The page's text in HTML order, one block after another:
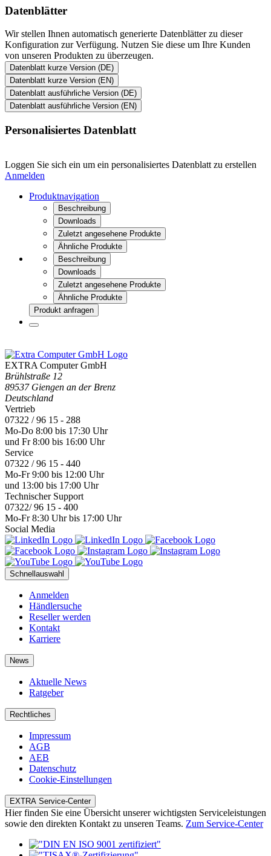
Datenblätter
Wir stellen Ihnen automatisch generierte Datenblätter zu dieser
Konfiguration zur Verfügung. Nutzen Sie diese um Ihre Kunden
von unseren Produkten zu überzeugen.
Datenblatt kurze Version (DE)
Datenblatt kurze Version (EN)
Datenblatt ausführliche Version (DE)
Datenblatt ausführliche Version (EN)
Personalisiertes Datenblatt
Loggen Sie sich ein um ein personalisiertes Datenblatt zu erstellen
Anmelden
Produktnavigation
Beschreibung
Downloads
Zuletzt angesehene Produkte
Ähnliche Produkte
Beschreibung
Downloads
Zuletzt angesehene Produkte
Ähnliche Produkte
Produkt anfragen
EXTRA Computer GmbH
Brühlstraße 12
89537 Giengen an der Brenz
Deutschland
Vertrieb
07322 / 96 15 - 288
Mo-Do 8:00 bis 17:30 Uhr
und Fr 8:00 bis 16:00 Uhr
Service
07322 / 96 15 - 440
Mo-Fr 9:00 bis 12:00 Uhr
und 13:00 bis 17:00 Uhr
Technischer Support
07322/ 96 15 - 400
Mo-Fr 8:30 Uhr bis 17:00 Uhr
Social Media
Schnellauswahl
Anmelden
Händlersuche
Reseller werden
Kontakt
Karriere
News
Aktuelle News
Ratgeber
Rechtliches
Impressum
AGB
AEB
Datenschutz
Cookie-Einstellungen
EXTRA Service-Center
Hier finden Sie eine Übersicht unserer wichtigsten Serviceleistungen
sowie den direkten Kontakt zu unseren Teams. Zum Service-Center